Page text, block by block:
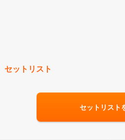
セットリスト
セットリスト